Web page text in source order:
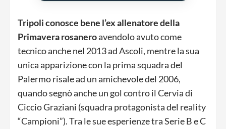
Tripoli conosce bene l’ex allenatore della
Primavera rosaneroavendolo avuto come
tecnico anche nel 2013 ad Ascoli, mentre la sua
unica apparizione con la prima squadra del
Palermo risale ad un amichevole del 2006,
quando segnò anche un gol contro il Cervia di
Ciccio Graziani (squadra protagonista del reality
“Campioni”). Tra le sue esperienze tra Serie B e C